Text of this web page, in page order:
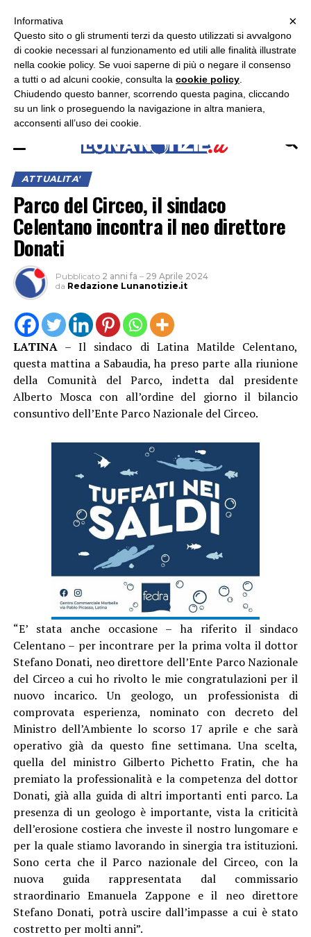
ASCOLTA RADIO LUNA
ATTUALITA'
Parco del Circeo, il sindaco
Celentano incontra il neo direttore
Donati
Pubblicato 2 anni fa – 29 Aprile 2024
da Redazione Lunanotizie.it
LATINA– Il sindaco di Latina Matilde Celentano,
questa mattina a Sabaudia, ha preso parte alla riunione
della Comunità del Parco, indetta dal presidente
Alberto Mosca con all’ordine del giorno il bilancio
consuntivo dell’Ente Parco Nazionale del Circeo.
“E’ stata anche occasione – ha riferito il sindaco
Celentano – per incontrare per la prima volta il dottor
Stefano Donati, neo direttore dell’Ente Parco Nazionale
del Circeo a cui ho rivolto le mie congratulazioni per il
nuovo incarico. Un geologo, un professionista di
comprovata esperienza, nominato con decreto del
Ministro dell’Ambiente lo scorso 17 aprile e che sarà
operativo già da questo fine settimana. Una scelta,
quella del ministro Gilberto Pichetto Fratin, che ha
premiato la professionalità e la competenza del dottor
Donati, già alla guida di altri importanti enti parco. La
presenza di un geologo è importante, vista la criticità
dell’erosione costiera che investe il nostro lungomare e
per la quale stiamo lavorando in sinergia tra istituzioni.
Sono certa che il Parco nazionale del Circeo, con la
nuova guida rappresentata dal commissario
straordinario Emanuela Zappone e il neo direttore
Stefano Donati, potrà uscire dall’impasse a cui è stato
costretto per molti anni”.
×
×
Informativa
Questo sito o gli strumenti terzi da questo utilizzati si avvalgono
di cookie necessari al funzionamento ed utili alle finalità illustrate
nella cookie policy. Se vuoi saperne di più o negare il consenso
a tutti o ad alcuni cookie, consulta la cookie policy
Chiudendo questo banner, scorrendo questa pagina, cliccando
su un link o proseguendo la navigazione in altra maniera,
acconsenti all’uso dei cookie.